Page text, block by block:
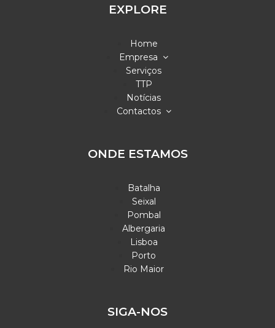
EXPLORE
Home
Empresa
Serviços
TTP
Notícias
Contactos
ONDE ESTAMOS
Batalha
Seixal
Pombal
Albergaria
Lisboa
Porto
Rio Maior
SIGA-NOS